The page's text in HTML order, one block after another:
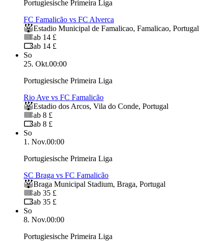
Portugiesische Primeira Liga
FC Famalicão vs FC Alverca
Estadio Municipal de Famalicao, Famalicao, Portugal
ab 14 £
ab 14 £
So
25. Okt.00:00
Portugiesische Primeira Liga
Rio Ave vs FC Famalicão
Estadio dos Arcos, Vila do Conde, Portugal
ab 8 £
ab 8 £
So
1. Nov.00:00
Portugiesische Primeira Liga
SC Braga vs FC Famalicão
Braga Municipal Stadium, Braga, Portugal
ab 35 £
ab 35 £
So
8. Nov.00:00
Portugiesische Primeira Liga